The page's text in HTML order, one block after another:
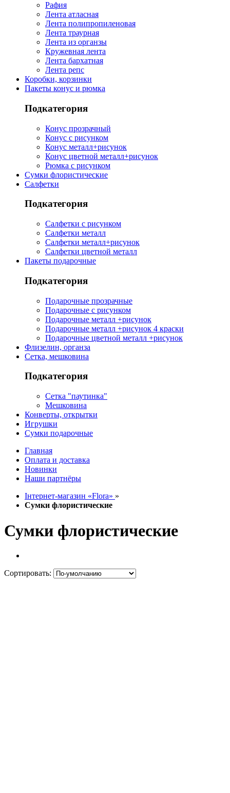
Рафия
Лента атласная
Лента полипропиленовая
Лента траурная
Лента из органзы
Кружевная лента
Лента бархатная
Лента репс
Коробки, корзинки
Пакеты конус и рюмка
Подкатегория
Конус прозрачный
Конус с рисунком
Конус металл+рисунок
Конус цветной металл+рисунок
Рюмка с рисунком
Сумки флористические
Салфетки
Подкатегория
Салфетки с рисунком
Салфетки металл
Салфетки металл+рисунок
Салфетки цветной металл
Пакеты подарочные
Подкатегория
Подарочные прозрачные
Подарочные с рисунком
Подарочные металл +рисунок
Подарочные металл +рисунок 4 краски
Подарочные цветной металл +рисунок
Флизелин, органза
Сетка, мешковина
Подкатегория
Сетка "паутинка"
Мешковина
Конверты, открытки
Игрушки
Сумки подарочные
Главная
Оплата и доставка
Новинки
Наши партнёры
Інтернет-магазин «Flora» »
Сумки флористические
Сумки флористические
Сортировать: